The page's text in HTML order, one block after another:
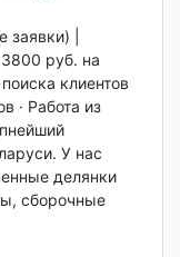
|
руб. на
клиентов
· Работа из
У нас
делянки
сборочные